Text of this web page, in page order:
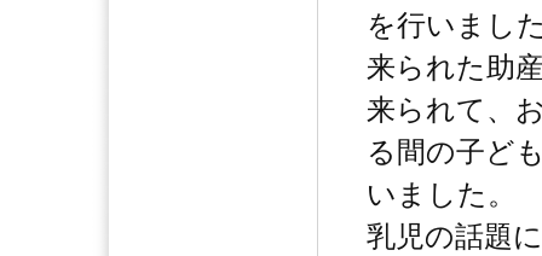
を行いまし
来られた助
来られて、
る間の子ど
いました。
乳児の話題